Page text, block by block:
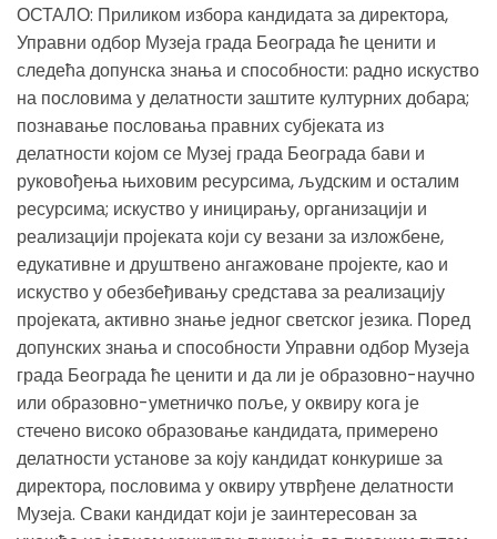
ОСТАЛО: Приликом избора кандидата за директора,
Управни одбор Музеја града Београда ће ценити и
следећа допунска знања и способности: радно искуство
на пословима у делатности заштите културних добара;
познавање пословања правних субјеката из
делатности којом се Музеј града Београда бави и
руковођења њиховим ресурсима, људским и осталим
ресурсима; искуство у иницирању, организацији и
реализацији пројеката који су везани за изложбене,
едукативне и друштвено ангажоване пројекте, као и
искуство у обезбеђивању средстава за реализацију
пројеката, активно знање једног светског језика. Поред
допунских знања и способности Управни одбор Музеја
града Београда ће ценити и да ли је образовно-научно
или образовно-уметничко поље, у оквиру кога је
стечено високо образовање кандидата, примерено
делатности установе за коју кандидат конкурише за
директора, пословима у оквиру утврђене делатности
Музеја. Сваки кандидат који је заинтересован за